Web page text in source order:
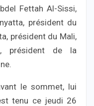
Fettah Al-Sissi,
président du
président du Mali,
président de la
le sommet, lui
tenu ce jeudi 26